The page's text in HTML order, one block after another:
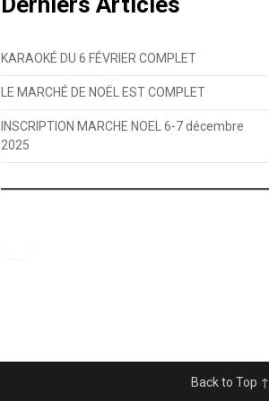
KARAOKÉ DU 6 FÉVRIER COMPLET
LE MARCHÉ DE NOËL EST COMPLET
INSCRIPTION MARCHE NOEL 6-7 décembre
2025
Back to Top ↑